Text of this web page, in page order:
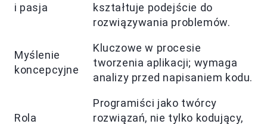
i pasja
kształtuje podejście do
rozwiązywania problemów.
Myślenie
koncepcyjne
Kluczowe w procesie
tworzenia aplikacji; wymaga
analizy przed napisaniem kodu.
Rola
Programiści jako twórcy
rozwiązań, nie tylko kodujący,